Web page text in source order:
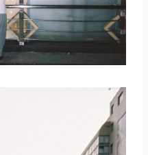
搜索